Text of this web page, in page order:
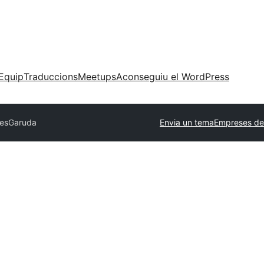
TraduccionsMeetupsAconseguiu el WordPress
Garuda Envia un temaEmpreses